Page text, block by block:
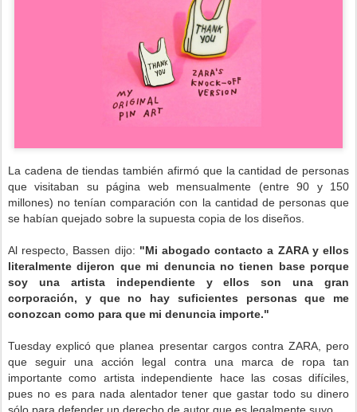
La cadena de tiendas también afirmó que la cantidad de personas
que visitaban su página web mensualmente (entre 90 y 150
millones) no tenían comparación con la cantidad de personas que
se habían quejado sobre la supuesta copia de los diseños.
Al respecto, Bassen dijo: "Mi abogado contacto a ZARA y ellos
literalmente dijeron que mi denuncia no tienen base porque
soy una artista independiente y ellos son una gran
corporación, y que no hay suficientes personas que me
conozcan como para que mi denuncia importe."
Tuesday explicó que planea presentar cargos contra ZARA, pero
que seguir una acción legal contra una marca de ropa tan
importante como artista independiente hace las cosas difíciles,
pues no es para nada alentador tener que gastar todo su dinero